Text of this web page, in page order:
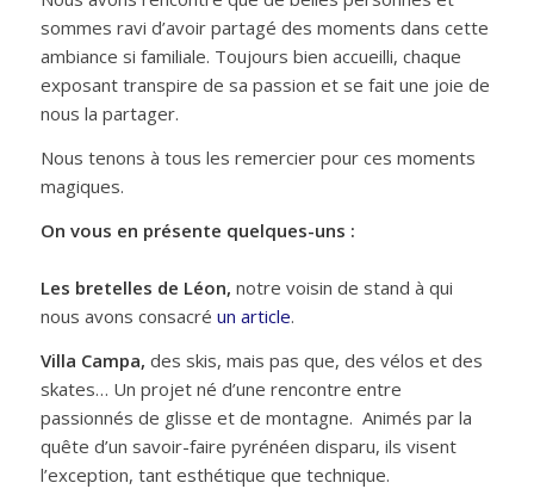
sommes ravi d’avoir partagé des moments dans cette
ambiance si familiale. Toujours bien accueilli, chaque
exposant transpire de sa passion et se fait une joie de
nous la partager.
Nous tenons à tous les remercier pour ces moments
magiques.
On vous en présente quelques-uns :
Les bretelles de Léon, notre voisin de stand à qui
nous avons consacré un article.
Villa Campa, des skis, mais pas que, des vélos et des
skates… Un projet né d’une rencontre entre
passionnés de glisse et de montagne. Animés par la
quête d’un savoir-faire pyrénéen disparu, ils visent
l’exception, tant esthétique que technique.